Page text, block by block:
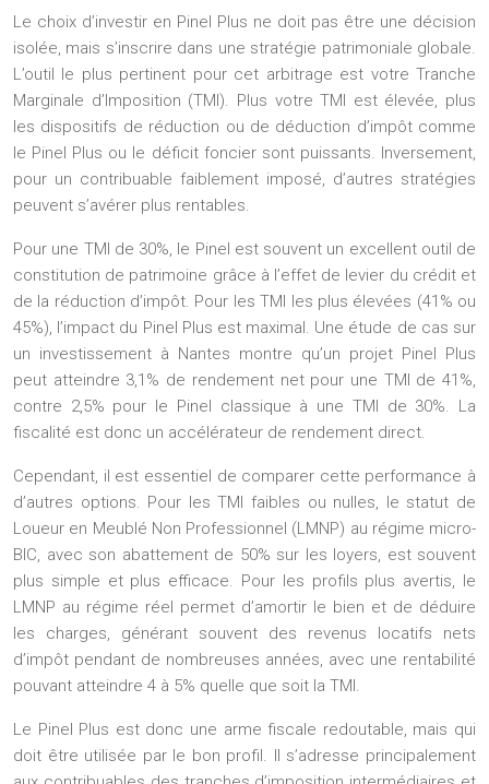
Le choix d’investir en Pinel Plus ne doit pas être une décision
isolée, mais s’inscrire dans une stratégie patrimoniale globale.
L’outil le plus pertinent pour cet arbitrage est votre Tranche
Marginale d’Imposition (TMI). Plus votre TMI est élevée, plus
les dispositifs de réduction ou de déduction d’impôt comme
le Pinel Plus ou le déficit foncier sont puissants. Inversement,
pour un contribuable faiblement imposé, d’autres stratégies
peuvent s’avérer plus rentables.
Pour une TMI de 30%, le Pinel est souvent un excellent outil de
constitution de patrimoine grâce à l’effet de levier du crédit et
de la réduction d’impôt. Pour les TMI les plus élevées (41% ou
45%), l’impact du Pinel Plus est maximal. Une étude de cas sur
un investissement à Nantes montre qu’un projet Pinel Plus
peut atteindre 3,1% de rendement net pour une TMI de 41%,
contre 2,5% pour le Pinel classique à une TMI de 30%. La
fiscalité est donc un accélérateur de rendement direct.
Cependant, il est essentiel de comparer cette performance à
d’autres options. Pour les TMI faibles ou nulles, le statut de
Loueur en Meublé Non Professionnel (LMNP) au régime micro-
BIC, avec son abattement de 50% sur les loyers, est souvent
plus simple et plus efficace. Pour les profils plus avertis, le
LMNP au régime réel permet d’amortir le bien et de déduire
les charges, générant souvent des revenus locatifs nets
d’impôt pendant de nombreuses années, avec une rentabilité
pouvant atteindre 4 à 5% quelle que soit la TMI.
Le Pinel Plus est donc une arme fiscale redoutable, mais qui
doit être utilisée par le bon profil. Il s’adresse principalement